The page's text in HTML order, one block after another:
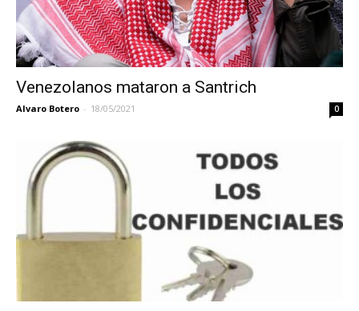
Venezolanos mataron a Santrich
Alvaro Botero - 18/05/2021 0